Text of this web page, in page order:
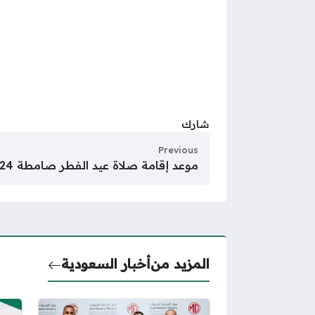
شارك
Previous
موعد إقامة صلاة عيد الفطر صامطة 2024
المزيد منأخبار السعودية